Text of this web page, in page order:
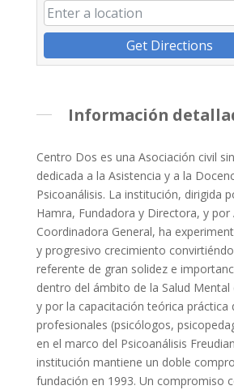
Get Directions
Información
Centro Dos es una Asociación civil
dedicada a la Asistencia y a la
Psicoanálisis. La institución, dirigida
Hamra, Fundadora y Directora, y por
Coordinadora General, ha
y progresivo crecimiento
referente de gran solidez e
dentro del ámbito de la Salud Mental
y por la capacitación teórica práctica
profesionales (psicólogos,
en el marco del Psicoanálisis
institución mantiene un doble
fundación en 1993. Un compromiso